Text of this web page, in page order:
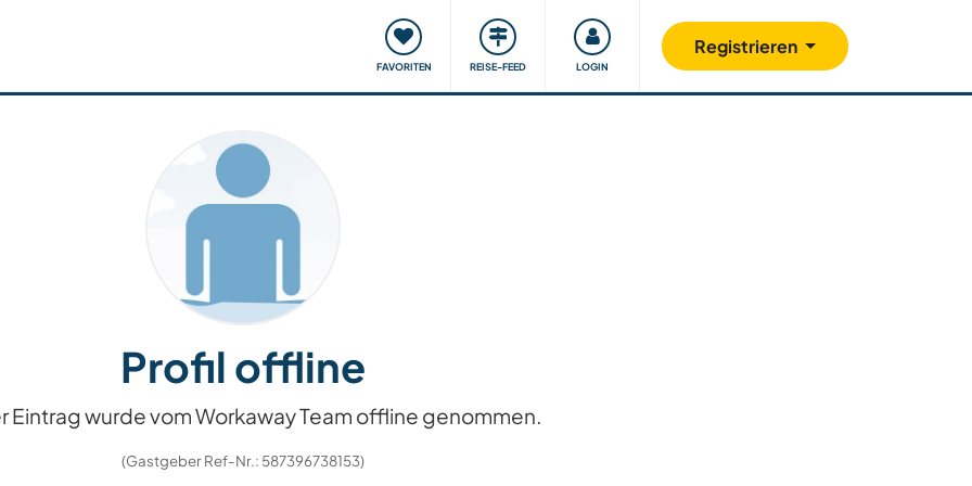
FAVORITEN REISE-FEED LOGIN
Registrieren
Reisen & Lernen Unsere Community Gutes tun
Profil offline
Eintrag wurde vom Workaway Team offline genommen.
(Gastgeber Ref-Nr.: 587396738153)